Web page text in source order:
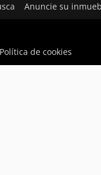
Anuncie su
Política de cookies